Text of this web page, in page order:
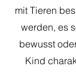
mit Tieren
werden, es
bewusst
Kind